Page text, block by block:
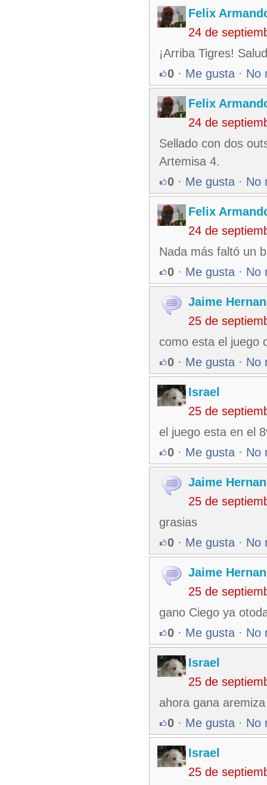
Felix
24 de
¡Arriba Tigres!
0 · Me gusta · No
Felix
24 de
Sellado con dos
Artemisa 4.
0 · Me gusta · No
Felix
24 de
Nada más faltó un
0 · Me gusta · No
Jaime
25 de
como esta el juego
0 · Me gusta · No
Israel
25 de
el juego esta en el
0 · Me gusta · No
Jaime
25 de
grasias
0 · Me gusta · No
Jaime
25 de
gano Ciego ya
0 · Me gusta · No
Israel
25 de
ahora gana
0 · Me gusta · No
Israel
25 de